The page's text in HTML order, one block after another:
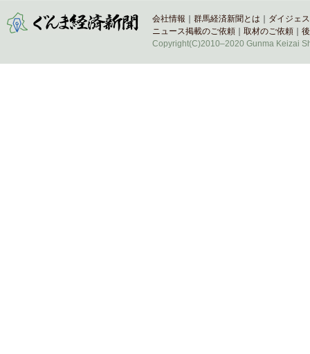
会社情報 群馬経済新聞とは
ダイジェ
ニュース掲載のご依頼
取材のご依頼
Copyright(C)2010–2020 Gunma Keizai